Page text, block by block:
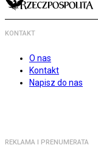
KONTAKT
O nas
Kontakt
Napisz do nas
REKLAMA I PRENUMERATA